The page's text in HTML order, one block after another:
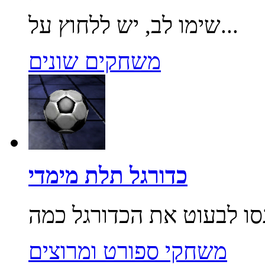
שימו לב, יש ללחוץ על...
משחקים שונים
כדורגל תלת מימדי
משחקי ספורט ומרוצים